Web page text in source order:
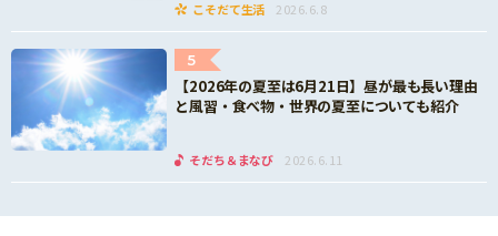
こそだて生活 2026.6.8
5
【2026年の夏至は6月21日】昼が最も長い理由
と風習・食べ物・世界の夏至についても紹介
そだち＆まなび 2026.6.11